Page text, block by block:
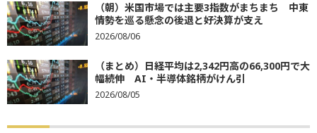
（朝）米国市場では主要3指数がまちまち 中東
情勢を巡る懸念の後退と好決算が支え
2026/08/06
（まとめ）日経平均は2,342円高の66,300円で大
幅続伸 AI・半導体銘柄がけん引
2026/08/05